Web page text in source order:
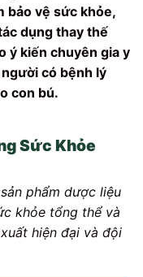
bảo vệ sức khỏe,
dụng thay thế
ý kiến chuyên gia y
có bệnh lý
con bú.
Sức Khỏe
phẩm dược liệu
khỏe tổng thể và
hiện đại và đội